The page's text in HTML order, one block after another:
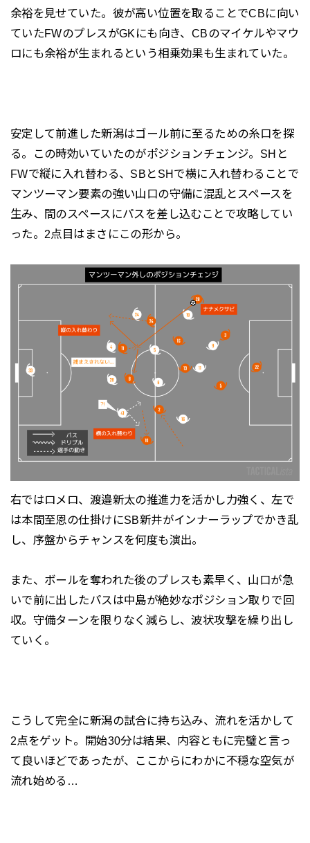
余裕を見せていた。彼が高い位置を取ることでCBに向い
ていたFWのプレスがGKにも向き、CBのマイケルやマウ
ロにも余裕が生まれるという相乗効果も生まれていた。
安定して前進した新潟はゴール前に至るための糸口を探
る。この時効いていたのがポジションチェンジ。SHと
FWで縦に入れ替わる、SBとSHで横に入れ替わることで
マンツーマン要素の強い山口の守備に混乱とスペースを
生み、間のスペースにパスを差し込むことで攻略してい
った。2点目はまさにこの形から。
右ではロメロ、渡邉新太の推進力を活かし力強く、左で
は本間至恩の仕掛けにSB新井がインナーラップでかき乱
し、序盤からチャンスを何度も演出。
また、ボールを奪われた後のプレスも素早く、山口が急
いで前に出したパスは中島が絶妙なポジション取りで回
収。守備ターンを限りなく減らし、波状攻撃を繰り出し
ていく。
こうして完全に新潟の試合に持ち込み、流れを活かして
2点をゲット。開始30分は結果、内容ともに完璧と言っ
て良いほどであったが、ここからにわかに不穏な空気が
流れ始める…